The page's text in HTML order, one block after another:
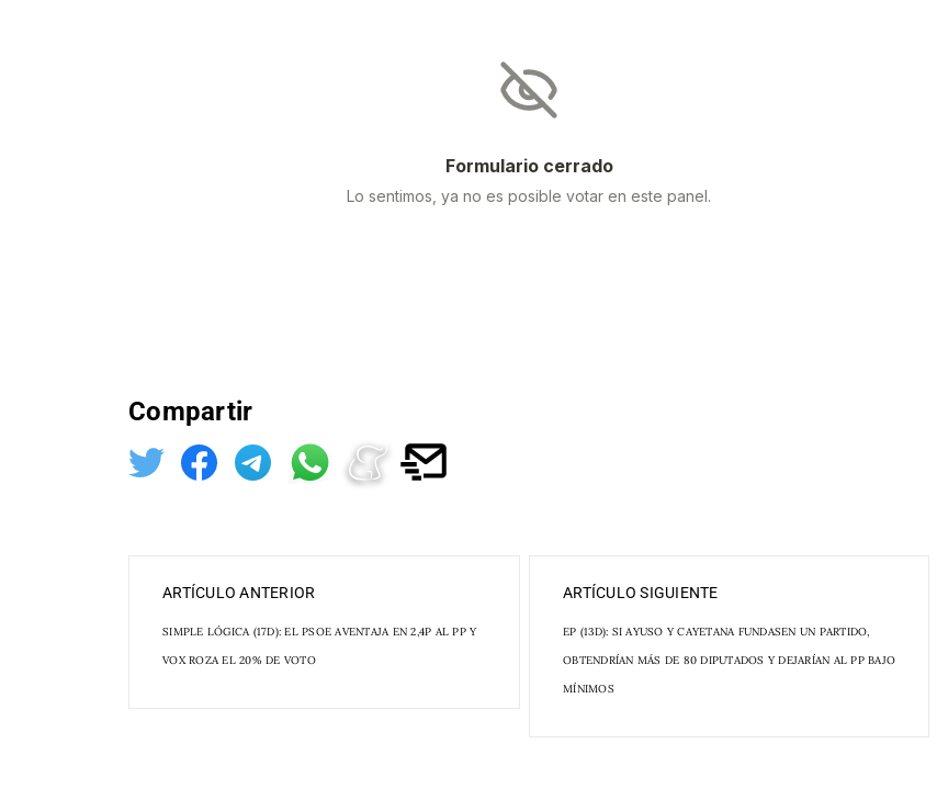
Compartir
ARTÍCULO ANTERIOR
SIMPLE LÓGICA (17D): EL PSOE AVENTAJA EN 2,4P AL PP Y
VOX ROZA EL 20% DE VOTO
ARTÍCULO SIGUIENTE
EP (13D): SI AYUSO Y CAYETANA FUNDASEN UN PARTIDO,
OBTENDRÍAN MÁS DE 80 DIPUTADOS Y DEJARÍAN AL PP BAJO
MÍNIMOS